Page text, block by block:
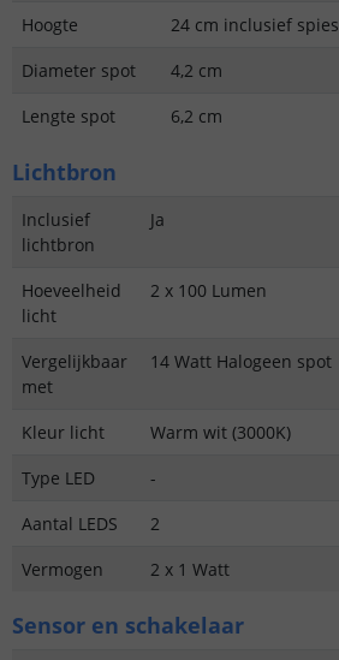
Hoogte
24 cm inclusief spies
Diameter spot
4,2 cm
Lengte spot
6,2 cm
Lichtbron
Inclusief
lichtbron
Ja
Hoeveelheid
licht
2 x 100 Lumen
Vergelijkbaar
met
14 Watt Halogeen spot
Kleur licht
Warm wit (3000K)
Type LED
-
Aantal LEDS
2
Vermogen
2 x 1 Watt
Sensor en schakelaar